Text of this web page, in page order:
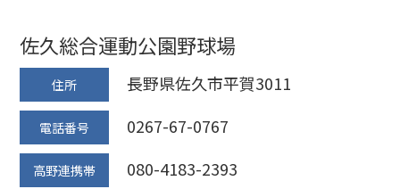
佐久総合運動公園野球場
住所 長野県佐久市平賀3011
電話番号 0267-67-0767
高野連携帯 080-4183-2393